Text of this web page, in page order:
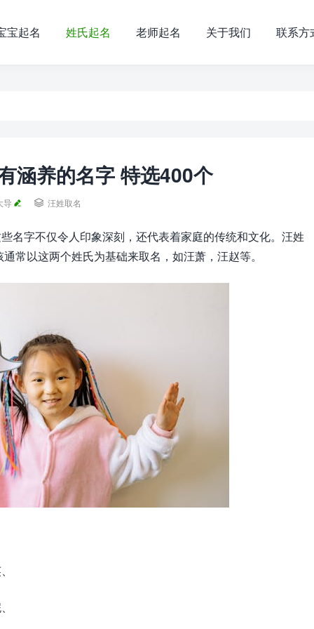
宝起名 姓氏起名 老师起名 关于我们 联系方
涵养的名字 特选400个
导  汪姓取名
名字不仅令人印象深刻，还代表着家庭的传统和文化。汪姓
常以这两个姓氏为基础来取名，如汪萧，汪赵等。